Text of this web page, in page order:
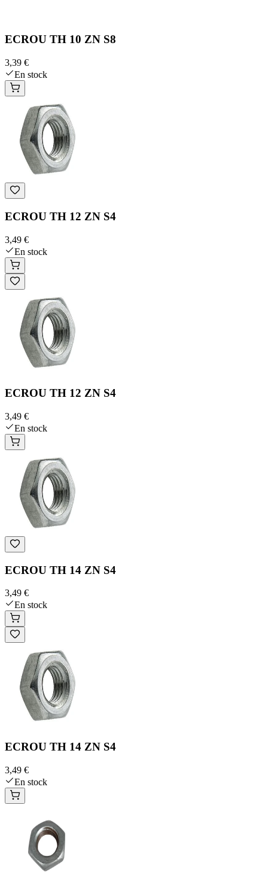
ECROU TH 10 ZN S8
3,39 €
En stock
ECROU TH 12 ZN S4
3,49 €
En stock
ECROU TH 12 ZN S4
3,49 €
En stock
ECROU TH 14 ZN S4
3,49 €
En stock
ECROU TH 14 ZN S4
3,49 €
En stock